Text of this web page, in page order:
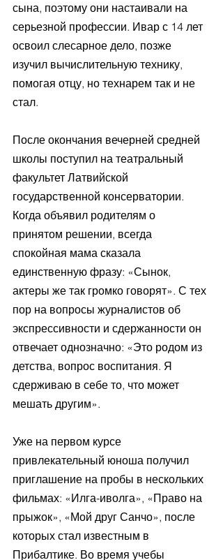
сына, поэтому они настаивали на
серьезной профессии. Ивар с 14 лет
освоил слесарное дело, позже
изучил вычислительную технику,
помогая отцу, но технарем так и не
стал.
После окончания вечерней средней
школы поступил на театральный
факультет Латвийской
государственной консерватории.
Когда объявил родителям о
принятом решении, всегда
спокойная мама сказала
единственную фразу: «Сынок,
актеры же так громко говорят». С тех
пор на вопросы журналистов об
экспрессивности и сдержанности он
отвечает однозначно: «Это родом из
детства, вопрос воспитания. Я
сдерживаю в себе то, что может
мешать другим».
Уже на первом курсе
привлекательный юноша получил
приглашение на пробы в нескольких
фильмах: «Илга-иволга», «Право на
прыжок», «Мой друг Санчо», после
которых стал известным в
Прибалтике. Во время учебы